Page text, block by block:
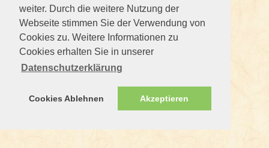
weiter. Durch die weitere Nutzung der
Webseite stimmen Sie der Verwendung von
Cookies zu. Weitere Informationen zu
Cookies erhalten Sie in unserer
Datenschutzerklärung
Cookies Ablehnen Akzeptieren